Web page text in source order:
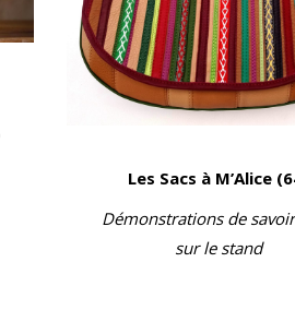
Les Sacs à M’Alice
Démonstrations de
sur le stand